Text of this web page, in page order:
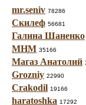
mr.seniv 78286
Скилеф 56681
Галина Шаненко
МНМ 35166
Магаз Анатолий
Grozniy 22990
Crakodil 19166
haratoshka 17292